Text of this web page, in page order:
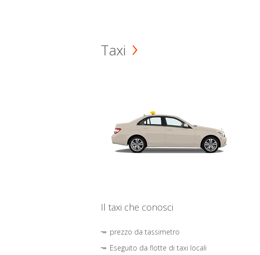
Taxi
Il taxi che conosci
prezzo da tassimetro
Eseguito da flotte di taxi locali